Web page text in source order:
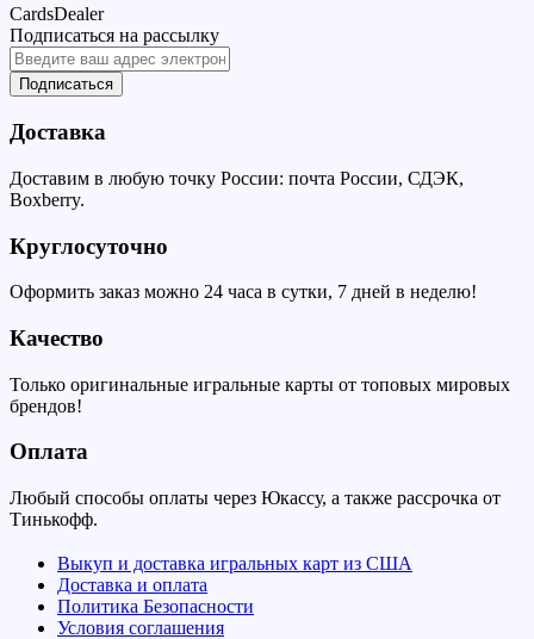
CardsDealer
Подписаться на рассылку
Подписаться
Доставка
Доставим в любую точку России: почта России, СДЭК,
Boxberry.
Круглосуточно
Оформить заказ можно 24 часа в сутки, 7 дней в неделю!
Качество
Только оригинальные игральные карты от топовых мировых
брендов!
Оплата
Любый способы оплаты через Юкассу, а также рассрочка от
Тинькофф.
Выкуп и доставка игральных карт из США
Доставка и оплата
Политика Безопасности
Условия соглашения